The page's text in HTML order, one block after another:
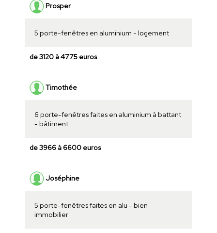
Prosper
5 porte-fenêtres en aluminium - logement
de 3120 à 4775 euros
Timothée
6 porte-fenêtres faites en aluminium à battant
- bâtiment
de 3966 à 6600 euros
Joséphine
5 porte-fenêtres faites en alu - bien
immobilier